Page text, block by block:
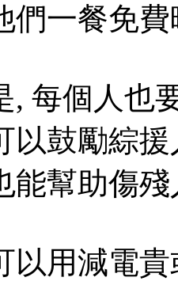
們一餐免
, 每個人也
以鼓勵綜
能幫助傷
以用減電